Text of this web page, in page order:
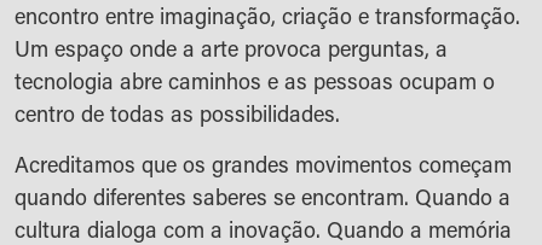
encontro entre imaginação, criação e transformação.
Um espaço onde a arte provoca perguntas, a
tecnologia abre caminhos e as pessoas ocupam o
centro de todas as possibilidades.
Acreditamos que os grandes movimentos começam
quando diferentes saberes se encontram. Quando a
cultura dialoga com a inovação. Quando a memória